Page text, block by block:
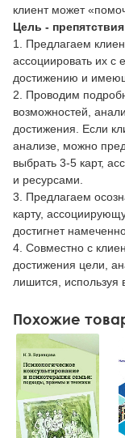
клиент может
Цель -
1. Предлагаем
ассоциировать их с
достижению и
2. Проводим
возможностей,
достижения. Если
анализе, можно
выбрать 3-5 карт,
и ресурсами.
3. Предлагаем
карту,
достигнет
4. Совместно с
достижения цели,
лишится, используя
Похожие